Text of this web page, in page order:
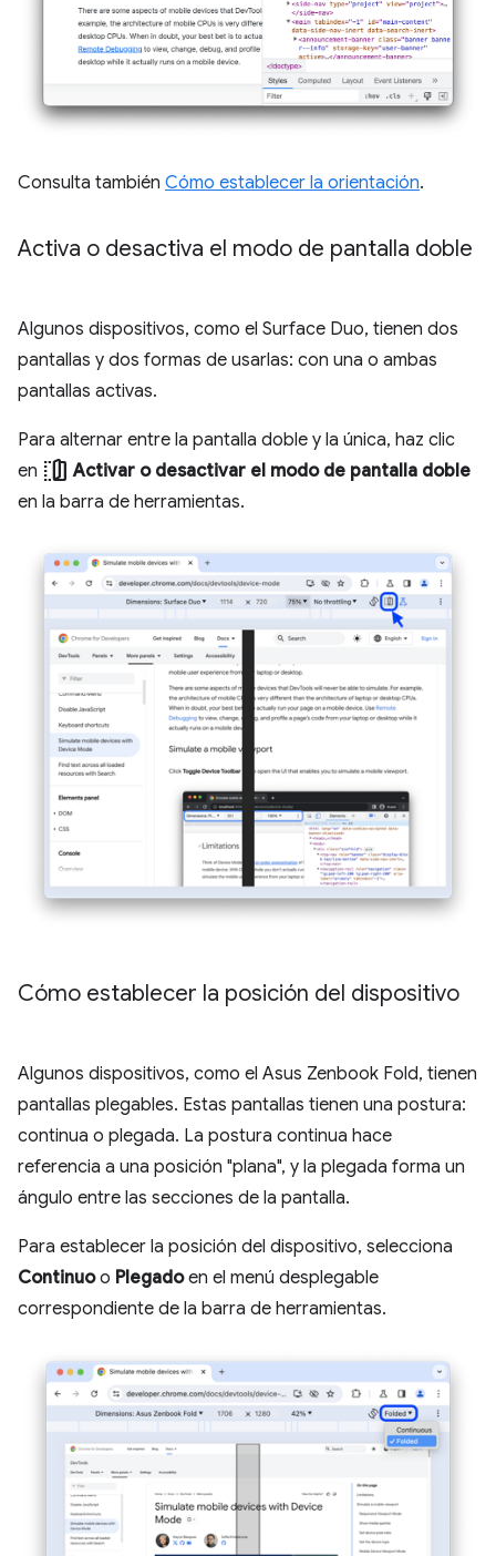
Consulta también Cómo establecer la orientación.
Activa o desactiva el modo de pantalla doble
Algunos dispositivos, como el Surface Duo, tienen dos
pantallas y dos formas de usarlas: con una o ambas
pantallas activas.
Para alternar entre la pantalla doble y la única, haz clic
en devices_fold Activar o desactivar el modo de pantalla doble
en la barra de herramientas.
Cómo establecer la posición del dispositivo
Algunos dispositivos, como el Asus Zenbook Fold, tienen
pantallas plegables. Estas pantallas tienen una postura:
continua o plegada. La postura continua hace
referencia a una posición "plana", y la plegada forma un
ángulo entre las secciones de la pantalla.
Para establecer la posición del dispositivo, selecciona
Continuoo Plegadoen el menú desplegable
correspondiente de la barra de herramientas.